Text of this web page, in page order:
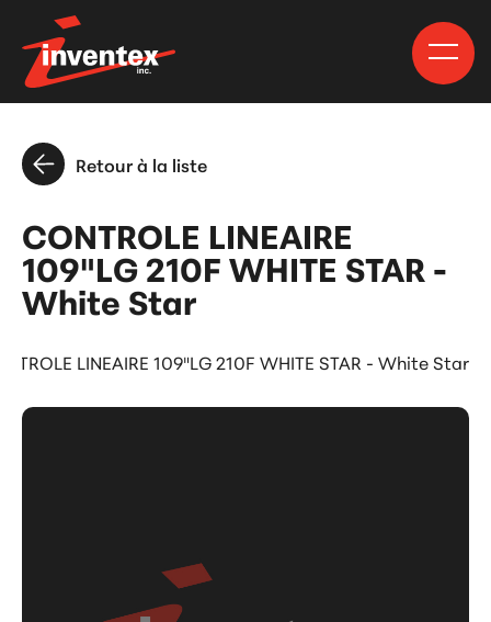
Retour à la liste
CONTROLE LINEAIRE
109"LG 210F WHITE STAR -
White Star
LINEAIRE 109"LG 210F WHITE STAR - White Star